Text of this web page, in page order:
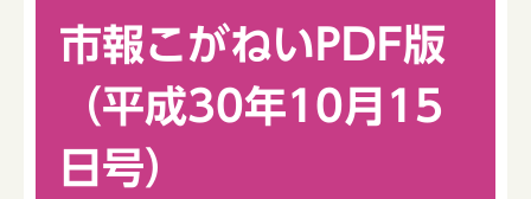
市報こがねいPDF版
（平成30年10月15
日号）